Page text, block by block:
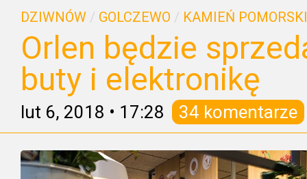
DZIWNÓW / GOLCZEWO / KAMIEŃ POMORSKI
Orlen będzie
buty i elektronikę
lut 6, 2018 • 17:28 34 komentarze